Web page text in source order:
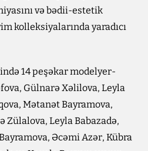
və bədii-estetik
kolleksiyalarında yaradıcı
14 peşəkar modelyer-
Gülnarə Xəlilova, Leyla
Mətanət Bayramova,
Zülalova, Leyla Babazadə,
Əcəmi Azər, Kübra